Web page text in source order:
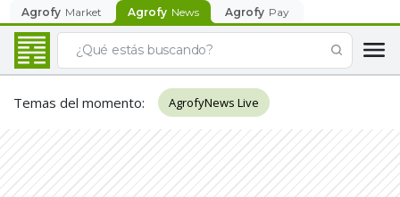
Agrofy Market Agrofy News Agrofy Pay
Temas del momento: AgrofyNews Live